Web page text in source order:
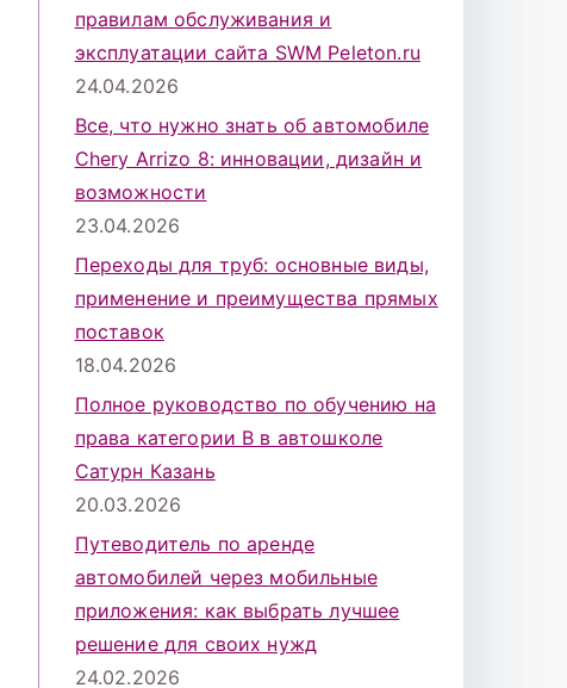
правилам обслуживания и
эксплуатации сайта SWM Peleton.ru
24.04.2026
Все, что нужно знать об автомобиле
Chery Arrizo 8: инновации, дизайн и
возможности
23.04.2026
Переходы для труб: основные виды,
применение и преимущества прямых
поставок
18.04.2026
Полное руководство по обучению на
права категории B в автошколе
Сатурн Казань
20.03.2026
Путеводитель по аренде
автомобилей через мобильные
приложения: как выбрать лучшее
решение для своих нужд
24.02.2026